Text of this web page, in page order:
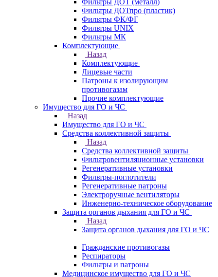
Фильтры ДОТ (металл)
Фильтры ДОТпро (пластик)
Фильтры ФК/ФГ
Фильтры UNIX
Фильтры МК
Комплектующие
Назад
Комплектующие
Лицевые части
Патроны к изолирующим
противогазам
Прочие комплектующие
Имущество для ГО и ЧС
Назад
Имущество для ГО и ЧС
Средства коллективной защиты
Назад
Средства коллективной защиты
Фильтровентиляционные установки
Регенеративные установки
Фильтры-поглотители
Регенеративные патроны
Электроручные вентиляторы
Инженерно-техническое оборудование
Защита органов дыхания для ГО и ЧС
Назад
Защита органов дыхания для ГО и ЧС
Гражданские противогазы
Респираторы
Фильтры и патроны
Медицинское имущество для ГО и ЧС